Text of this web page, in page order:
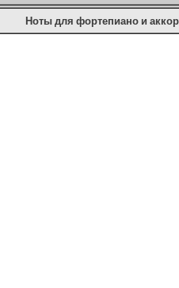
Ноты для фортепиано и